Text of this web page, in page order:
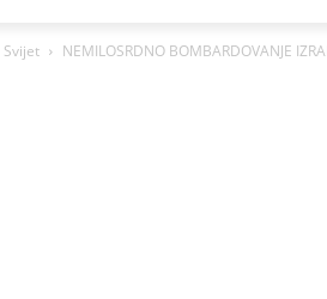
Svijet NEMILOSRDNO BOMBARDOVANJE